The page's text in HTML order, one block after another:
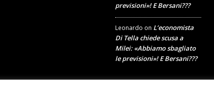
previsioni»! E Bersani???
Leonardo on L’economista
Di Tella chiede scusa a
Milei: «Abbiamo sbagliato
le previsioni»! E Bersani???